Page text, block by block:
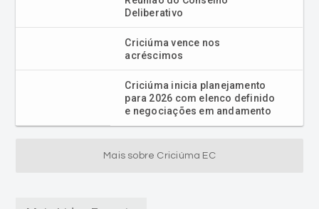
Deliberativo
Criciúma vence nos
acréscimos
Criciúma inicia planejamento
para 2026 com elenco definido
e negociações em andamento
Mais sobre Criciúma EC